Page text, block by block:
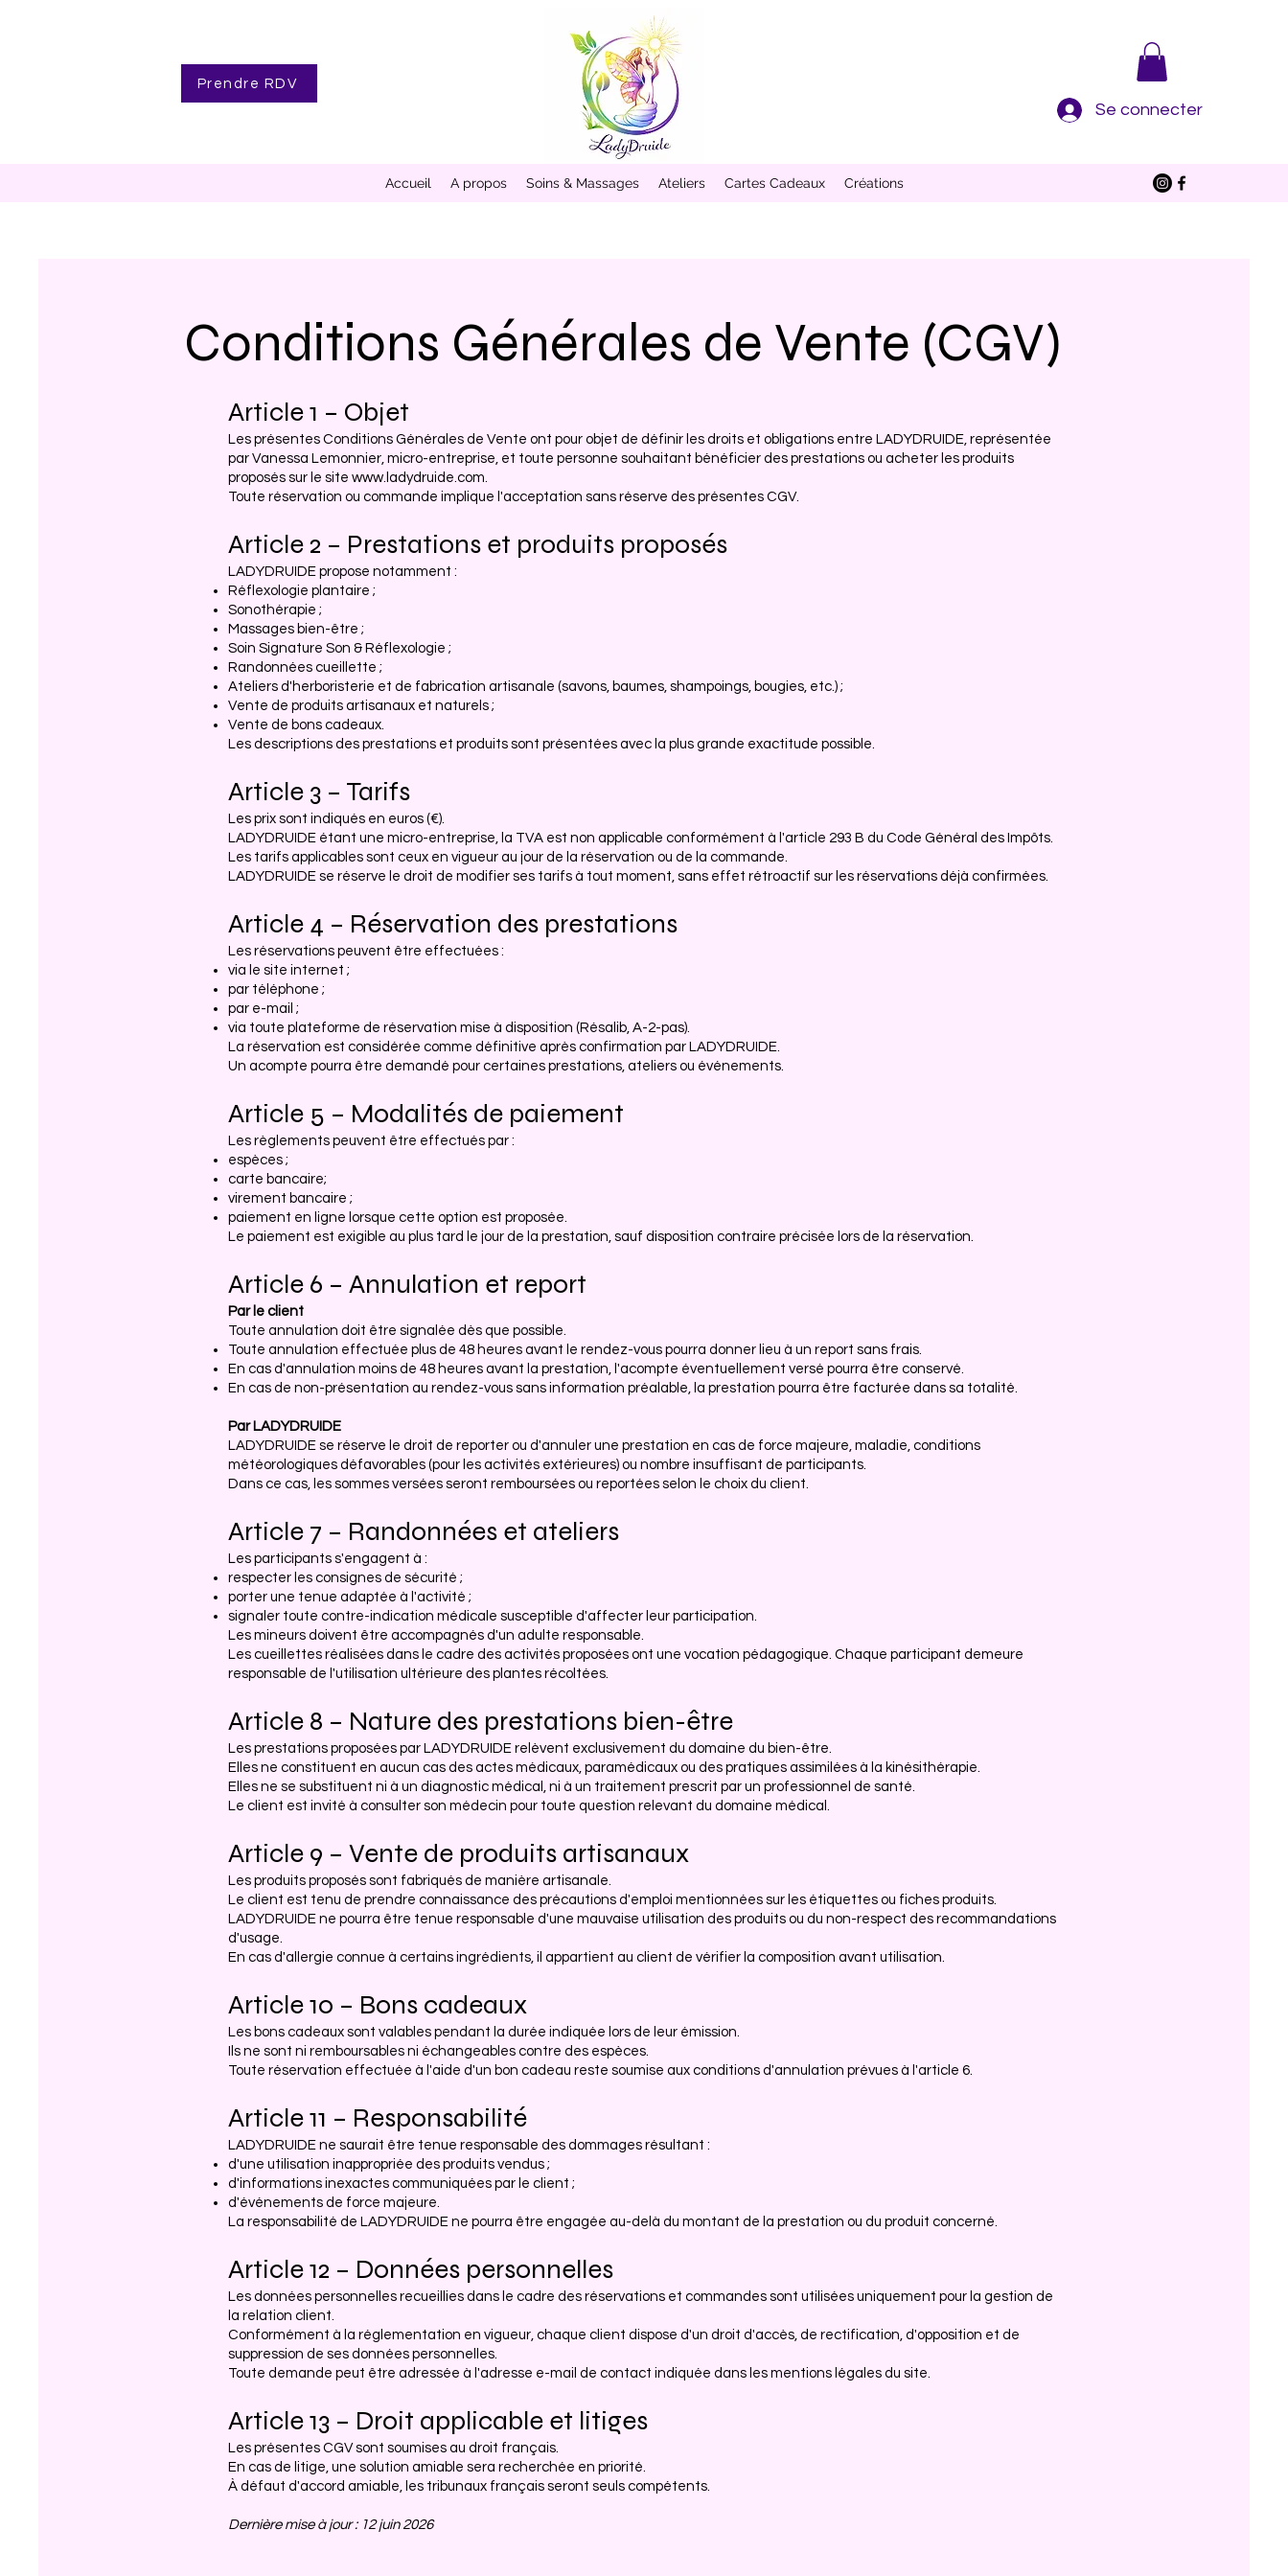
Se connecter
Prendre RDV
Accueil A propos Soins & Massages Ateliers Cartes Cadeaux Créations
Conditions Générales de Vente (CGV)
Article 1 – Objet
Les présentes Conditions Générales de Vente ont pour objet de définir les droits et obligations entre LADYDRUIDE, représentée
par Vanessa Lemonnier, micro-entreprise, et toute personne souhaitant bénéficier des prestations ou acheter les produits
proposés sur le site www.ladydruide.com
Toute réservation ou commande implique l'acceptation sans réserve des présentes CGV.
Article 2 – Prestations et produits proposés
LADYDRUIDE propose notamment :
Réflexologie plantaire ;
Sonothérapie ;
Massages bien-être ;
Soin Signature Son & Réflexologie ;
Randonnées cueillette ;
Ateliers d'herboristerie et de fabrication artisanale (savons, baumes, shampoings, bougies, etc.) ;
Vente de produits artisanaux et naturels ;
Vente de bons cadeaux.
Les descriptions des prestations et produits sont présentées avec la plus grande exactitude possible.
Article 3 – Tarifs
Les prix sont indiqués en euros (€).
LADYDRUIDE étant une micro-entreprise, la TVA est non applicable conformément à l'article 293 B du Code Général des Impôts.
Les tarifs applicables sont ceux en vigueur au jour de la réservation ou de la commande.
LADYDRUIDE se réserve le droit de modifier ses tarifs à tout moment, sans effet rétroactif sur les réservations déjà confirmées.
Article 4 – Réservation des prestations
Les réservations peuvent être effectuées :
via le site internet ;
par téléphone ;
par e-mail ;
via toute plateforme de réservation mise à disposition (Résalib, A-2-pas).
La réservation est considérée comme définitive après confirmation par LADYDRUIDE.
Un acompte pourra être demandé pour certaines prestations, ateliers ou événements.
Article 5 – Modalités de paiement
Les règlements peuvent être effectués par :
espèces ;
carte bancaire;
virement bancaire ;
paiement en ligne lorsque cette option est proposée.
Le paiement est exigible au plus tard le jour de la prestation, sauf disposition contraire précisée lors de la réservation.
Article 6 – Annulation et report
Par le client
Toute annulation doit être signalée dès que possible.
Toute annulation effectuée plus de 48 heures avant le rendez-vous pourra donner lieu à un report sans frais.
En cas d'annulation moins de 48 heures avant la prestation, l'acompte éventuellement versé pourra être conservé.
En cas de non-présentation au rendez-vous sans information préalable, la prestation pourra être facturée dans sa totalité.
Par LADYDRUIDE
LADYDRUIDE se réserve le droit de reporter ou d'annuler une prestation en cas de force majeure, maladie, conditions
météorologiques défavorables (pour les activités extérieures) ou nombre insuffisant de participants.
Dans ce cas, les sommes versées seront remboursées ou reportées selon le choix du client.
Article 7 – Randonnées et ateliers
Les participants s'engagent à :
respecter les consignes de sécurité ;
porter une tenue adaptée à l'activité ;
signaler toute contre-indication médicale susceptible d'affecter leur participation.
Les mineurs doivent être accompagnés d'un adulte responsable.
Les cueillettes réalisées dans le cadre des activités proposées ont une vocation pédagogique. Chaque participant demeure
responsable de l'utilisation ultérieure des plantes récoltées.
Article 8 – Nature des prestations bien-être
Les prestations proposées par LADYDRUIDE relèvent exclusivement du domaine du bien-être.
Elles ne constituent en aucun cas des actes médicaux, paramédicaux ou des pratiques assimilées à la kinésithérapie.
Elles ne se substituent ni à un diagnostic médical, ni à un traitement prescrit par un professionnel de santé.
Le client est invité à consulter son médecin pour toute question relevant du domaine médical.
Article 9 – Vente de produits artisanaux
Les produits proposés sont fabriqués de manière artisanale.
Le client est tenu de prendre connaissance des précautions d'emploi mentionnées sur les étiquettes ou fiches produits.
LADYDRUIDE ne pourra être tenue responsable d'une mauvaise utilisation des produits ou du non-respect des recommandations
d'usage.
En cas d'allergie connue à certains ingrédients, il appartient au client de vérifier la composition avant utilisation.
Article 10 – Bons cadeaux
Les bons cadeaux sont valables pendant la durée indiquée lors de leur émission.
Ils ne sont ni remboursables ni échangeables contre des espèces.
Toute réservation effectuée à l'aide d'un bon cadeau reste soumise aux conditions d'annulation prévues à l'article 6.
Article 11 – Responsabilité
LADYDRUIDE ne saurait être tenue responsable des dommages résultant :
d'une utilisation inappropriée des produits vendus ;
d'informations inexactes communiquées par le client ;
d'événements de force majeure.
La responsabilité de LADYDRUIDE ne pourra être engagée au-delà du montant de la prestation ou du produit concerné.
Article 12 – Données personnelles
Les données personnelles recueillies dans le cadre des réservations et commandes sont utilisées uniquement pour la gestion de
la relation client.
Conformément à la réglementation en vigueur, chaque client dispose d'un droit d'accès, de rectification, d'opposition et de
suppression de ses données personnelles.
Toute demande peut être adressée à l'adresse e-mail de contact indiquée dans les mentions légales du site.
Article 13 – Droit applicable et litiges
Les présentes CGV sont soumises au droit français.
En cas de litige, une solution amiable sera recherchée en priorité.
À défaut d'accord amiable, les tribunaux français seront seuls compétents.
Dernière mise à jour : 12 juin 2026